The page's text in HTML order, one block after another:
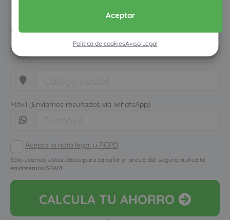
Aceptar
Política de cookiesAviso Legal
Pon tus datos y descubre
cuánto dinero ahorrarías
Móvil (Enviamos resultados vía WhatsApp)
Acepto la nota legal y RGPD
Solo usamos estos datos para calcular el precio del seguro, nunca te
enviaremos SPAM
CALCULA TU AHORRO